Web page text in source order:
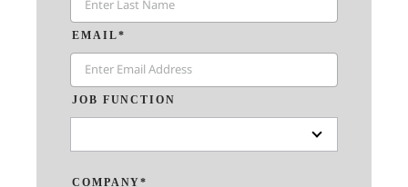
EMAIL*
JOB FUNCTION
COMPANY*